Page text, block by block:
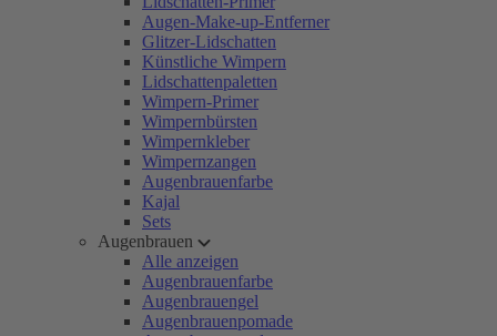
Augen-Make-up-Entferner
Glitzer-Lidschatten
Künstliche Wimpern
Lidschattenpaletten
Wimpern-Primer
Wimpernbürsten
Wimpernkleber
Wimpernzangen
Augenbrauenfarbe
Kajal
Sets
Augenbrauen
Alle anzeigen
Augenbrauenfarbe
Augenbrauengel
Augenbrauenpomade